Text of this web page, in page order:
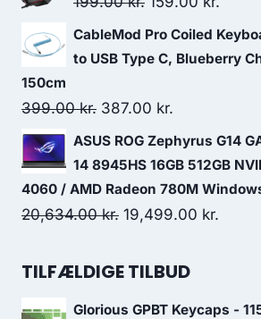
price
was:
price
is:
CableMod Pro Coiled
to USB Type C, Blueberry
150cm
399.00kr. Original
price
was:
399.00 kr..
387.00 kr.
price
is:
387.00 kr..
ASUS ROG Zephyrus G14
14 8945HS 16GB 512GB
4060 / AMD Radeon 780M
20,634.00kr. Original
was:
19,499.00 kr.
TILFÆLDIGE TILBUD
Glorious GPBT Keycaps -